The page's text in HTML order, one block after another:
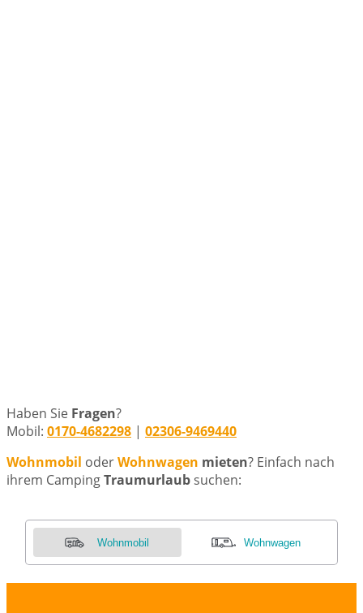
Haben Sie Fragen?
Mobil: 0170-4682298 | 02306-9469440
Wohnmobil oderWohnwagen mieten? Einfach nach
ihrem CampingTraumurlaub suchen: